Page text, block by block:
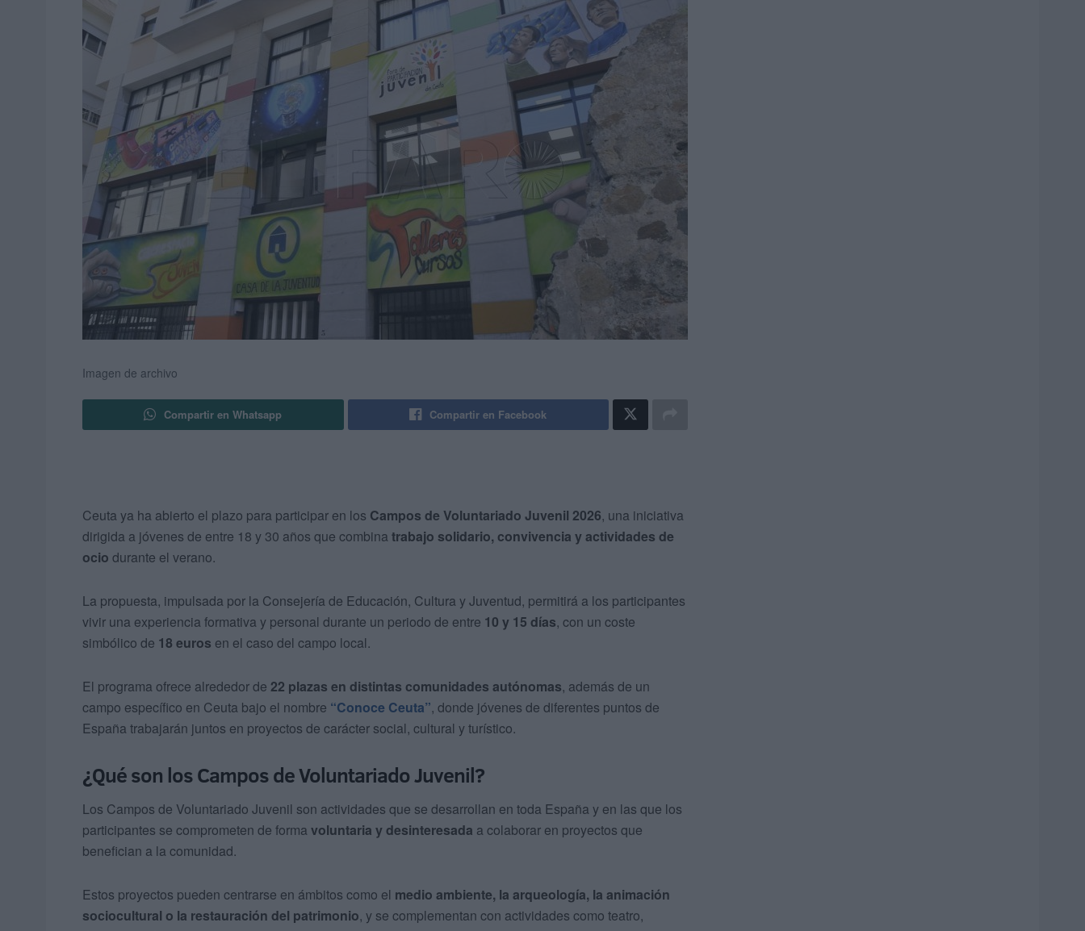
Imagen de archivo
Compartir en Whatsapp Compartir en Facebook
Ceuta ya ha abierto el plazo para participar en los Campos de Voluntariado Juvenil 2026, una iniciativa
dirigida a jóvenes de entre 18 y 30 años que combina trabajo solidario, convivencia y actividades de
ocio durante el verano.
La propuesta, impulsada por la Consejería de Educación, Cultura y Juventud, permitirá a los participantes
vivir una experiencia formativa y personal durante un periodo de entre 10 y 15 días, con un coste
simbólico de 18 euros en el caso del campo local.
El programa ofrece alrededor de 22 plazas en distintas comunidades autónomas, además de un
campo específico en Ceuta bajo el nombre “Conoce Ceuta”, donde jóvenes de diferentes puntos de
España trabajarán juntos en proyectos de carácter social, cultural y turístico.
¿Qué son los Campos de Voluntariado Juvenil?
Los Campos de Voluntariado Juvenil son actividades que se desarrollan en toda España y en las que los
participantes se comprometen de forma voluntaria y desinteresada a colaborar en proyectos que
benefician a la comunidad.
Estos proyectos pueden centrarse en ámbitos como el medio ambiente, la arqueología, la animación
sociocultural o la restauración del patrimonio, y se complementan con actividades como teatro,